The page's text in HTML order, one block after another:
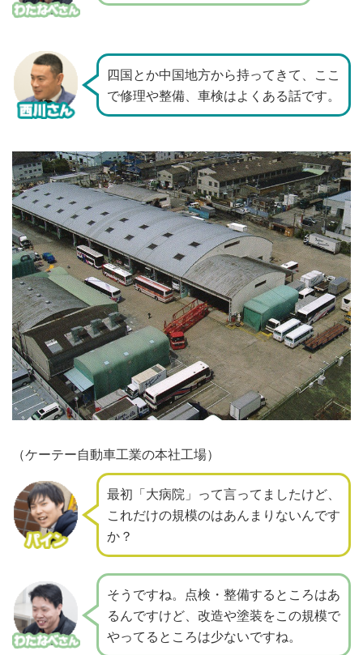
四国とか中国地方から持ってきて、
ここ
で修理や整備、車検はよくある話です。
（ケーテー自動車工業の本社工場）
最初「大病院」って言ってましたけど、
これだけの規模のはあんまりないんです
か？
そうですね。点検・整備するところはあ
るんですけど、 改造や塗装をこの規模で
やってるところは少ないですね。